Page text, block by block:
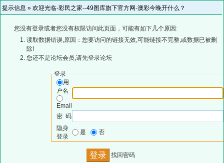
提示信息 » 欢迎光临-彩民之家--49图库旗下官方网-澳彩今晚开什么？
您没有登录或者您没有权限访问此页面，可能有如下几个原因:
读取数据错误,原因：您要访问的链接无效,可能链接不完整,或数据已被删
除!
您还不是论坛会员,请先登录论坛
登录
用
户名
Email
密 码
隐身
登录
是 否
找回密码